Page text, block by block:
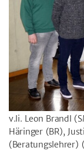
v.li. Leon Brandl
Häringer (BR),
(Beratungslehrer)